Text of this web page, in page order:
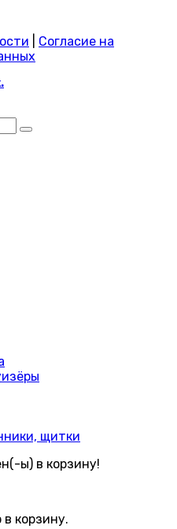
Согласие на
щитки
ы) в корзину!
корзину.